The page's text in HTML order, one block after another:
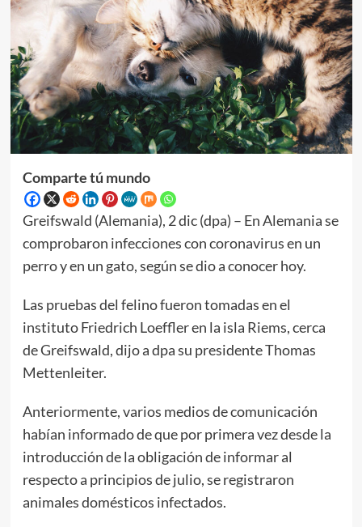
Comparte tú mundo
Greifswald (Alemania), 2 dic (dpa) – En Alemania se
comprobaron infecciones con coronavirus en un
perro y en un gato, según se dio a conocer hoy.
Las pruebas del felino fueron tomadas en el
instituto Friedrich Loeffler en la isla Riems, cerca
de Greifswald, dijo a dpa su presidente Thomas
Mettenleiter.
Anteriormente, varios medios de comunicación
habían informado de que por primera vez desde la
introducción de la obligación de informar al
respecto a principios de julio, se registraron
animales domésticos infectados.